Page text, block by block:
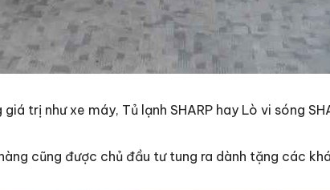
trị như xe máy, Tủ lạnh SHARP hay Lò vi sóng
cũng được chủ đầu tư tung ra dành tặng các